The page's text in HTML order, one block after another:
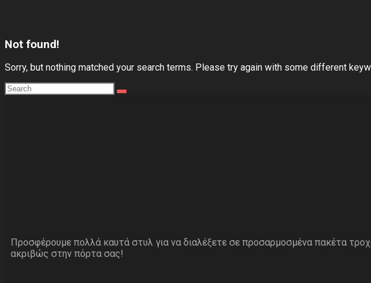
Not found!
Sorry, but nothing matched your search terms. Please try again with some different
Προσφέρουμε πολλά καυτά στυλ για να διαλέξετε σε προσαρμοσμένα πακέτα
ακριβώς στην πόρτα σας!